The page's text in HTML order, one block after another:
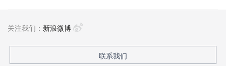
关注我们： 新浪微博
联系我们